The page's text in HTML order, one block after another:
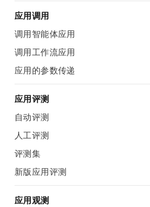
应用调用
调用智能体应用
调用工作流应用
应用的参数传递
应用评测
自动评测
人工评测
评测集
新版应用评测
应用观测